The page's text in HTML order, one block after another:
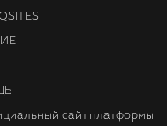
сайт платформы